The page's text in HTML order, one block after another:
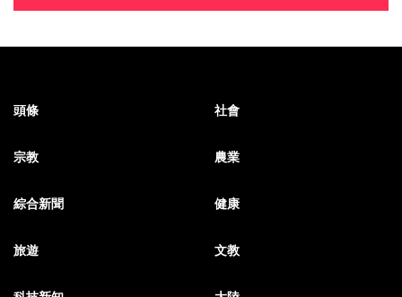
頭條 社會
宗教 農業
綜合新聞 健康
旅遊 文教